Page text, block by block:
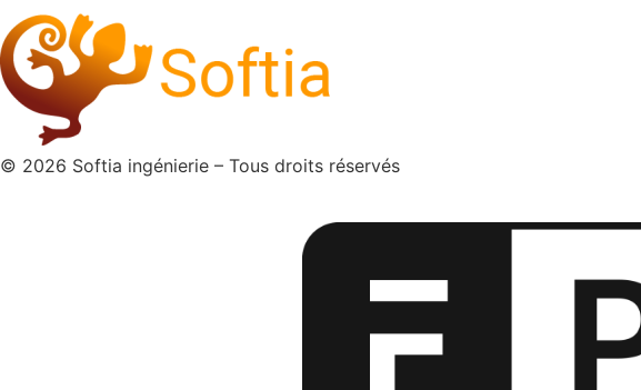
© 2026 Softia ingénierie – Tous droits réservés